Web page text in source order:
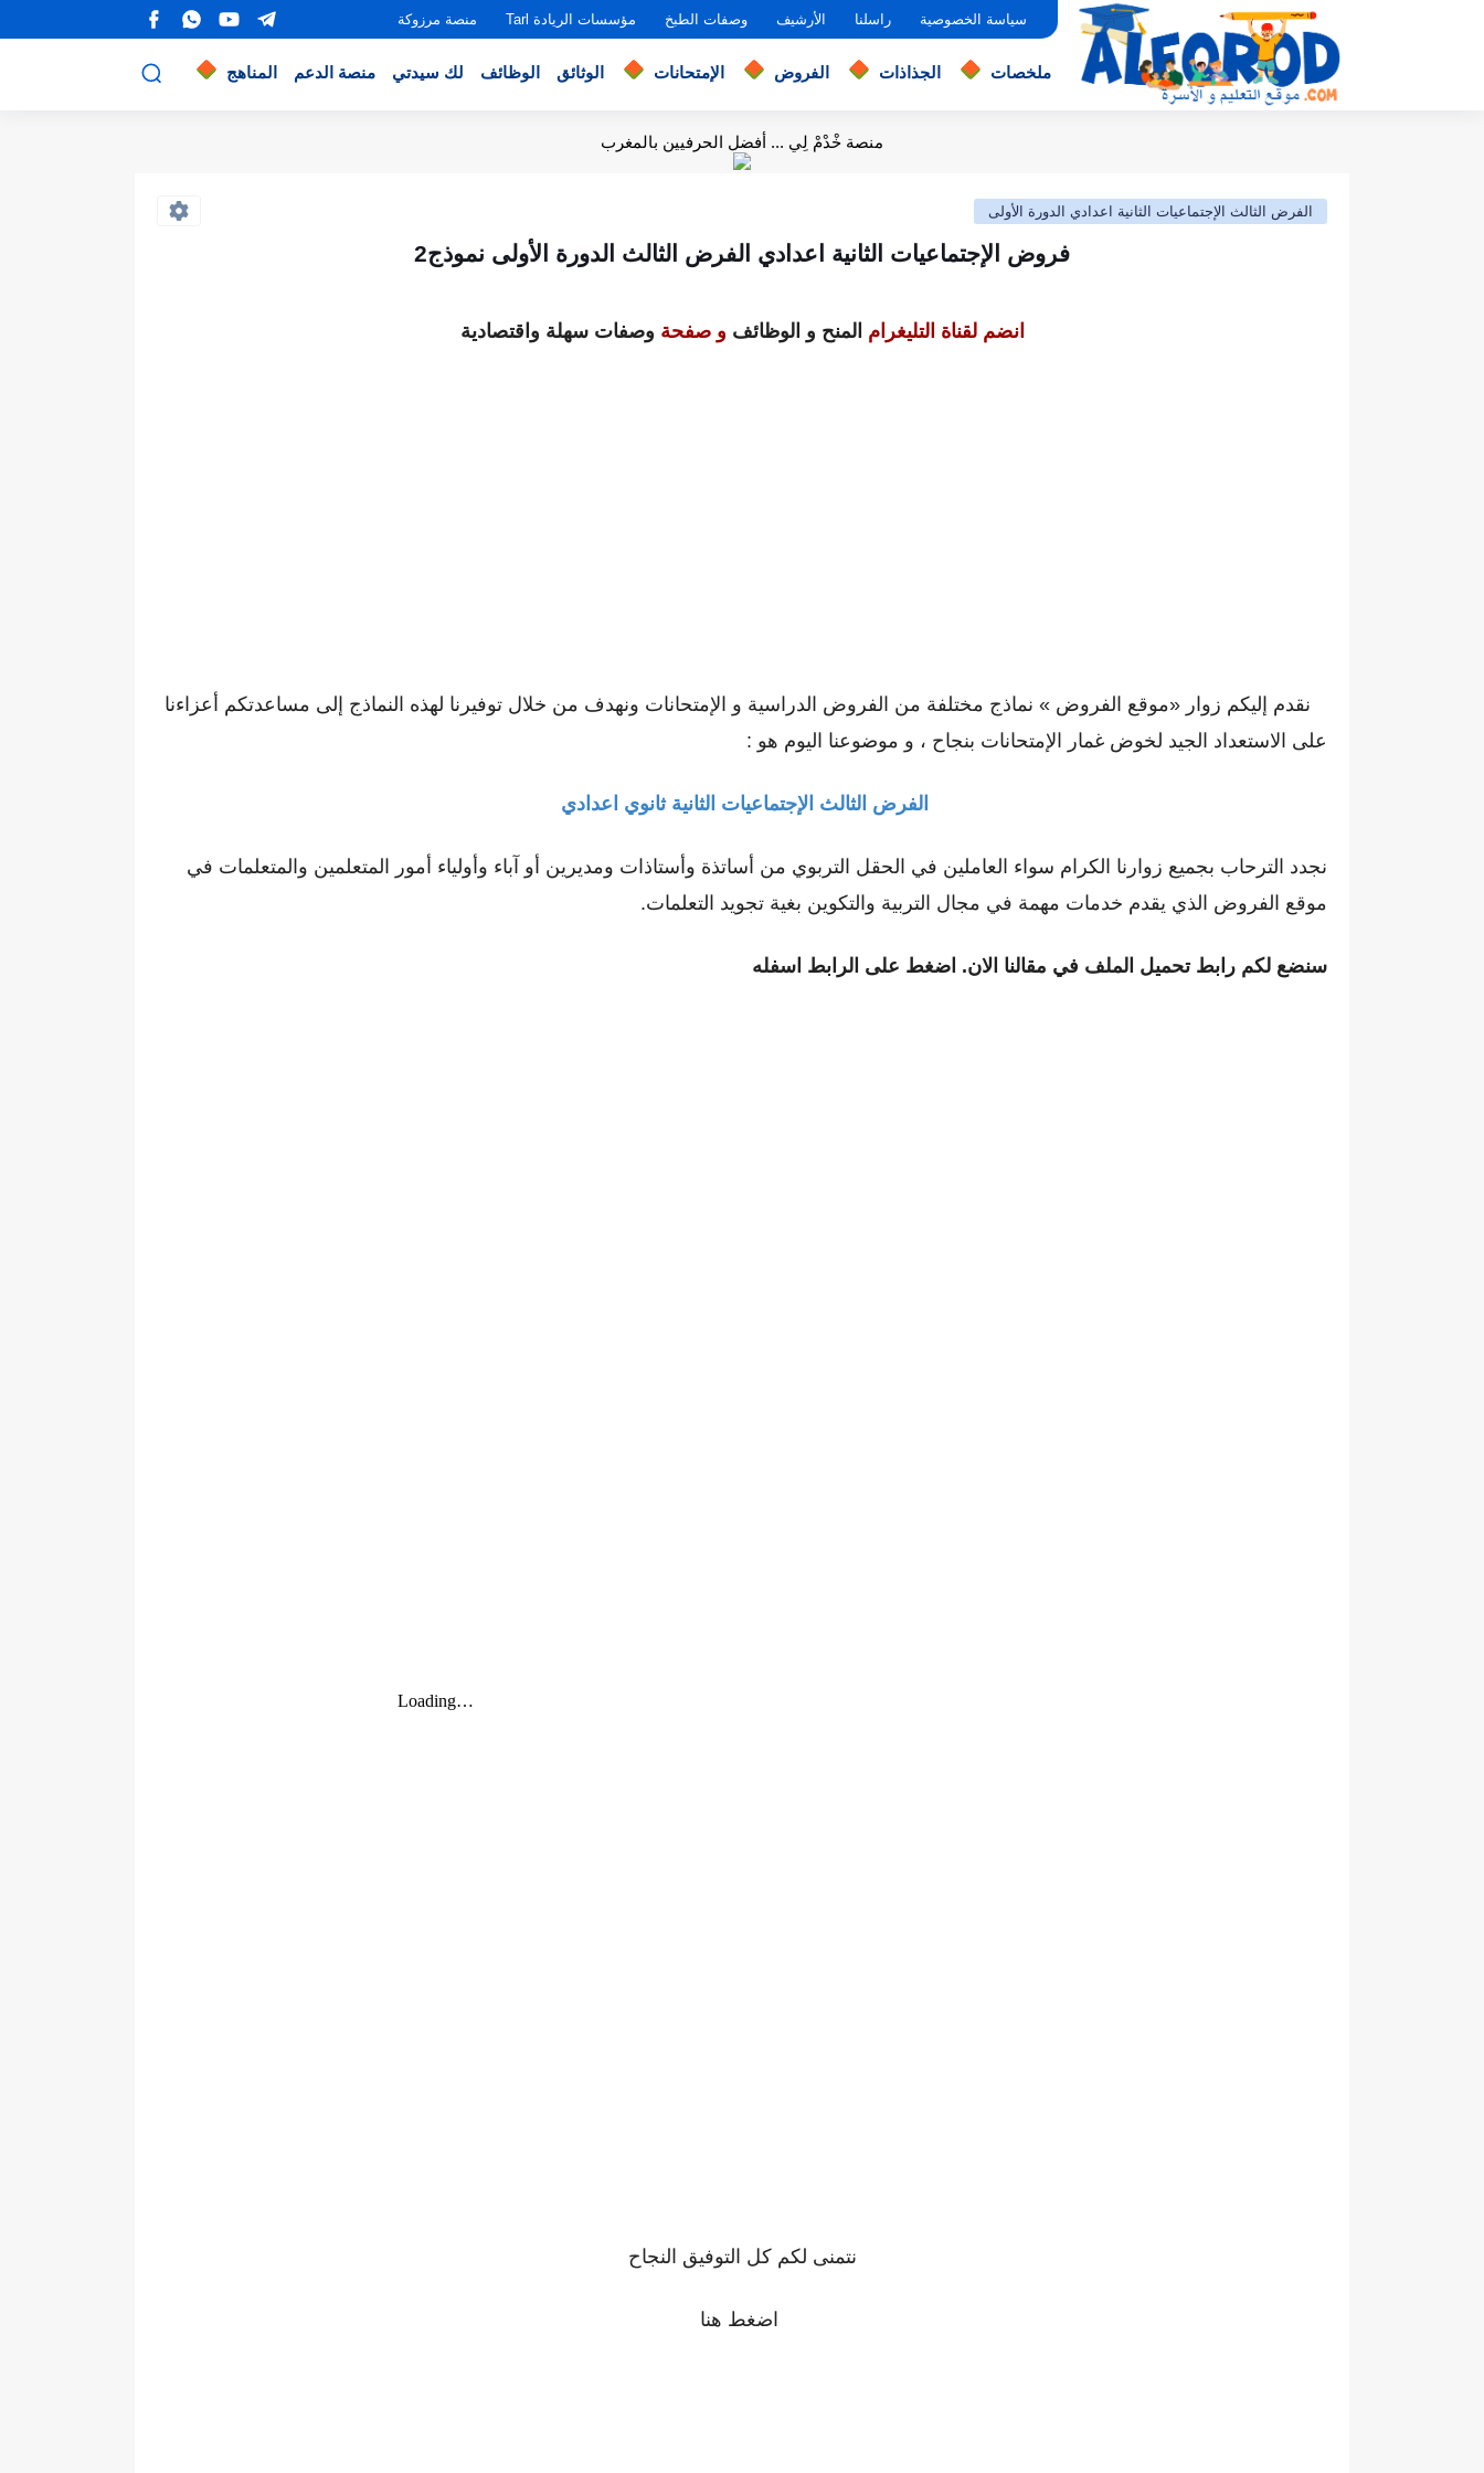
سياسة الخصوصية راسلنا الأرشيف وصفات الطبخ مؤسسات الريادة Tarl منصة مرزوكة
ملخصات الجذاذات الفروض الإمتحانات الوثائق الوظائف لك سيدتي منصة الدعم المناهج
منصة خْدْمْ لِي ... أفضل الحرفيين بالمغرب
الفرض الثالث الإجتماعيات الثانية اعدادي الدورة الأولى
فروض الإجتماعيات الثانية اعدادي الفرض الثالث الدورة الأولى نموذج2
انضم لقناة التليغرام المنح و الوظائف و صفحة وصفات سهلة واقتصادية
نقدم إليكم زوار «موقع الفروض » نماذج مختلفة من الفروض الدراسية و الإمتحانات ونهدف من خلال توفيرنا لهذه النماذج إلى مساعدتكم أعزاءنا
على الاستعداد الجيد لخوض غمار الإمتحانات بنجاح ، و موضوعنا اليوم هو :
الفرض الثالث الإجتماعيات الثانية ثانوي اعدادي
نجدد الترحاب بجميع زوارنا الكرام سواء العاملين في الحقل التربوي من أساتذة وأستاذات ومديرين أو ﺁباء وأولياء أمور المتعلمين والمتعلمات في
موقع الفروض الذي يقدم خدمات مهمة في مجال التربية والتكوين بغية تجويد التعلمات.
سنضع لكم رابط تحميل الملف في مقالنا الان. اضغط على الرابط اسفله
نتمنى لكم كل التوفيق النجاح
اضغط هنا